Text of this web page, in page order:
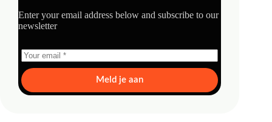
Enter your email address below and subscribe to our
newsletter
Meld je aan